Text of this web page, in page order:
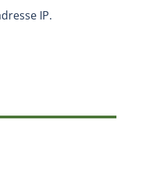
IP.
dans une nouvelle fenêtre.)